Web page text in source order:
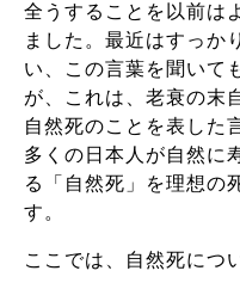
全うすることを以前は
ました。最近はすっか
い、この言葉を聞いて
が、これは、老衰の末
自然死のことを表した
多くの日本人が自然に
る「自然死」を理想の
す。
ここでは、自然死につ